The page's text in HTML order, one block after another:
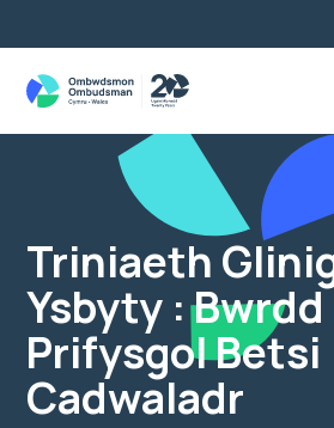
Triniaeth
Ysbyty :
Prifysgol Betsi
Cadwaladr